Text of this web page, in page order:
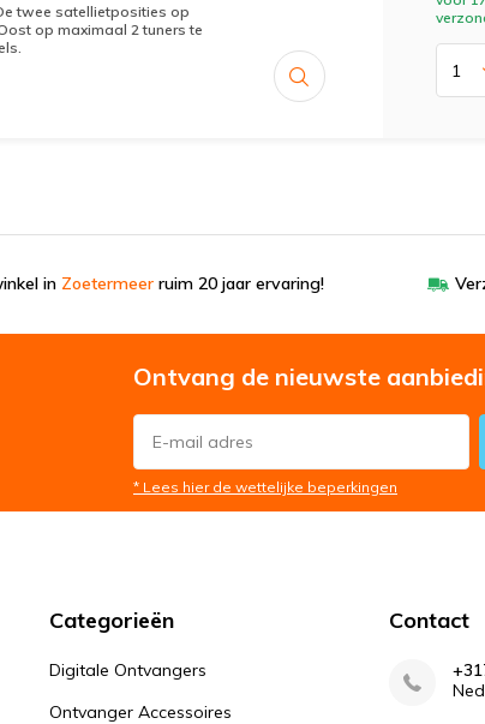
twee satellietposities op
op maximaal 2 tuners te
in Zoetermeer ruim 20 jaar ervaring!
Ontvang de nieuwste
* Lees hier de wettelijke beperkingen
Categorieën
Digitale Ontvangers
Ontvanger Accessoires
Contact